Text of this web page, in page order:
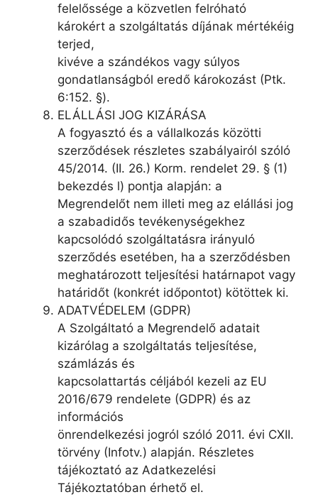
felelőssége a közvetlen felróható
károkért a szolgáltatás díjának mértékéig
terjed,
kivéve a szándékos vagy súlyos
gondatlanságból eredő károkozást (Ptk.
6:152. §).
ELÁLLÁSI JOG KIZÁRÁSA
A fogyasztó és a vállalkozás közötti
szerződések részletes szabályairól szóló
45/2014. (II. 26.) Korm. rendelet 29. § (1)
bekezdés l) pontja alapján: a
Megrendelőt nem illeti meg az elállási jog
a szabadidős tevékenységekhez
kapcsolódó szolgáltatásra irányuló
szerződés esetében, ha a szerződésben
meghatározott teljesítési határnapot vagy
határidőt (konkrét időpontot) kötöttek ki.
ADATVÉDELEM (GDPR)
A Szolgáltató a Megrendelő adatait
kizárólag a szolgáltatás teljesítése,
számlázás és
kapcsolattartás céljából kezeli az EU
2016/679 rendelete (GDPR) és az
információs
önrendelkezési jogról szóló 2011. évi CXII.
törvény (Infotv.) alapján. Részletes
tájékoztató az Adatkezelési
Tájékoztatóban érhető el.